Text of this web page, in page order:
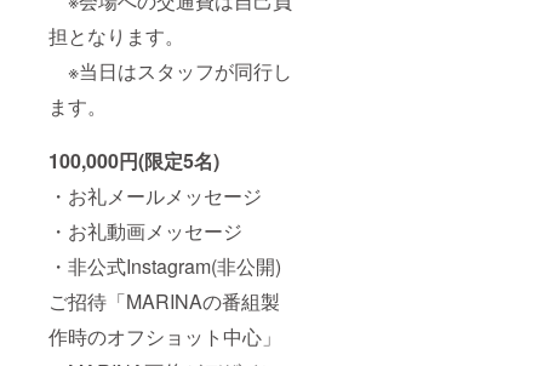
担となります。
※当日はスタッフが同行し
ます。
100,000円(限定5名)
・お礼メールメッセージ
・お礼動画メッセージ
・非公式Instagram(非公開)
ご招待「MARINAの番組製
作時のオフショット中心」